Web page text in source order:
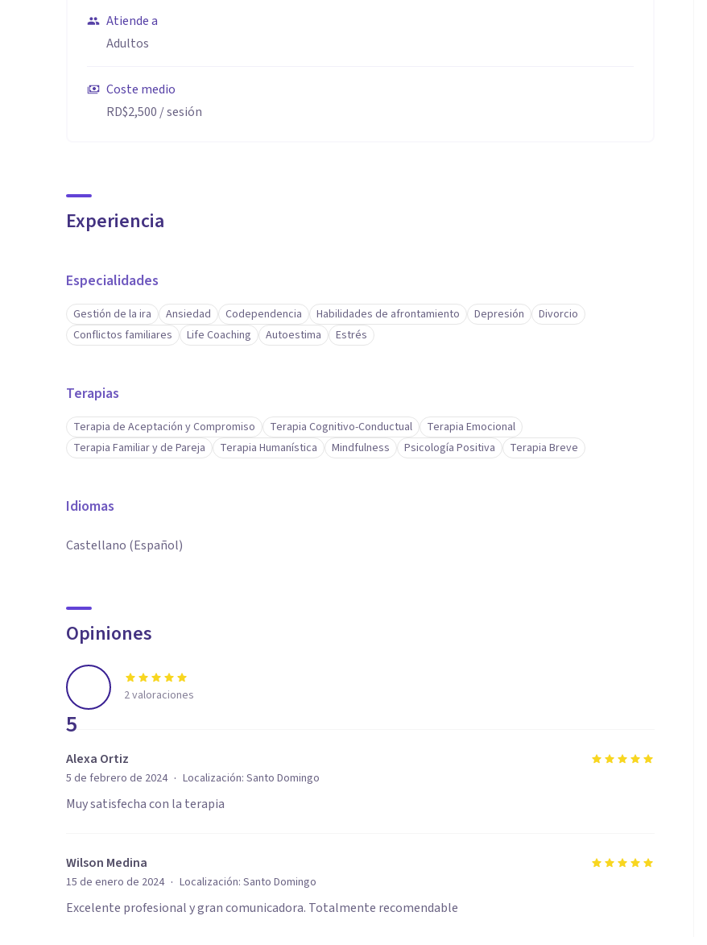
Atiende a
Adultos
Coste medio
RD$2,500 / sesión
Experiencia
Especialidades
Gestión de la ira Ansiedad Codependencia Habilidades de afrontamiento Depresión
Divorcio
Conflictos familiares
Life Coaching Autoestima Estrés
Terapias
Terapia de Aceptación y Compromiso Terapia Cognitivo-Conductual
Terapia Emocional
Terapia Familiar y de Pareja
Terapia Humanística Mindfulness Psicología Positiva Terapia Breve
Idiomas
Castellano (Español)
Opiniones
5
2valoraciones
Alexa Ortiz
5 de febrero de 2024 · Localización: Santo Domingo
Muy satisfecha con la terapia
Wilson Medina
15 de enero de 2024 · Localización: Santo Domingo
Excelente profesional y gran comunicadora. Totalmente recomendable